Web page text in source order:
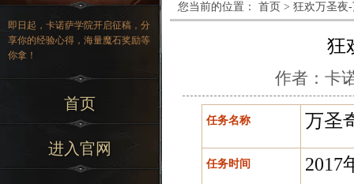
即日起，卡诺萨学院开启征稿，分
享你的经验心得，海量魔石奖励等
你拿！
首页
进入官网
您当前的位置： 首页 > 狂欢万圣夜
狂
作者： 卡
任务名称 万圣
任务时间 2017